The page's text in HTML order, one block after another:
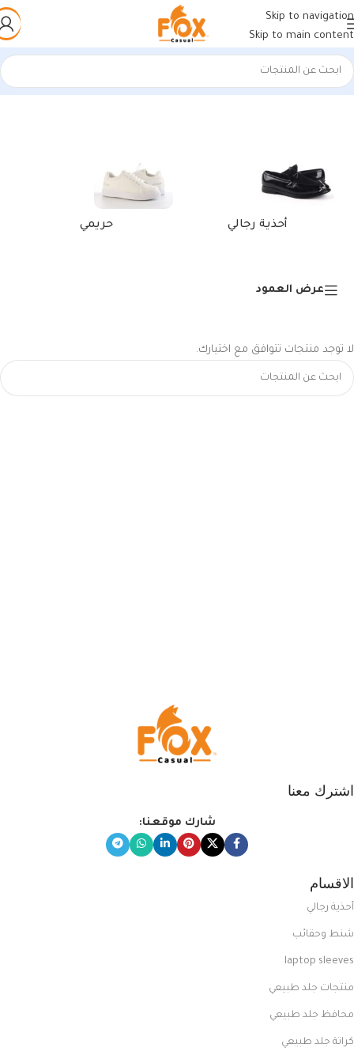
Skip to navigation
Skip to main content
الرئيسية/منتجات تحت الوسم “منتجات هاند ميد”
أحذية رجالي حريمي
عرض العمود
لا توجد منتجات تتوافق مع اختيارك.
اشترك معنا
شارك موقعنا:
الاقسام
أحذية رجالي
شنط وحقائب
laptop sleeves
منتجات جلد طبيعي
محافظ جلد طبيعي
كراتة جلد طبيعي